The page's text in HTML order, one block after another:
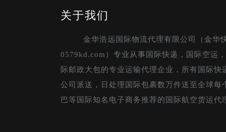
关于我们
金华浩远国际物流代理有限公司（金华
0579kd.com）专业从事国际快递，国际空运
际邮政大包的专业运输代理企业，所有国际快
公司派送，日处理国际包裹数万件送至全球每
巴等国际知名电子商务推荐的国际航空货运代